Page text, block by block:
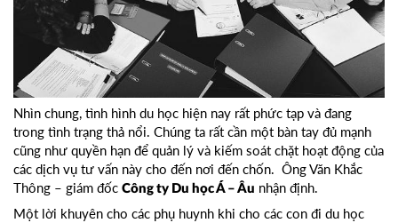
Nhìn chung, tình hình du học hiện nay rất phức tạp và đang
trong tình trạng thả nổi. Chúng ta rất cần một bàn tay đủ mạnh
cũng như quyền hạn để quản lý và kiếm soát chặt hoạt động của
các dịch vụ tư vấn này cho đến nơi đến chốn. Ông Văn Khắc
Thông – giám đốc Công ty Du học Á – Âu nhận định.
Một lời khuyên cho các phụ huynh khi cho các con đi du học